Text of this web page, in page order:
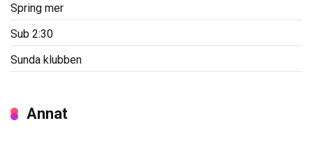
Spring mer
Sub 2:30
Sunda klubben
Annat